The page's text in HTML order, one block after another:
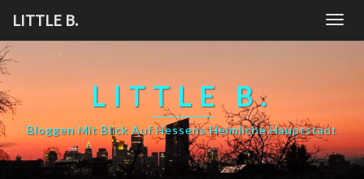
content
LITTLE B.
LITTLE B.
Bloggen Mit Blick Auf Hessens Heimliche Hauptstadt